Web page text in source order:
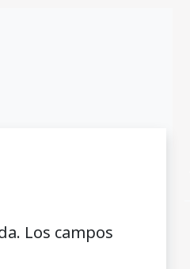
Los campos